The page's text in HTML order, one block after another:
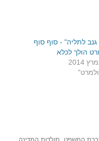
גנב לתליה" - סוף סוף
הולך לכלא